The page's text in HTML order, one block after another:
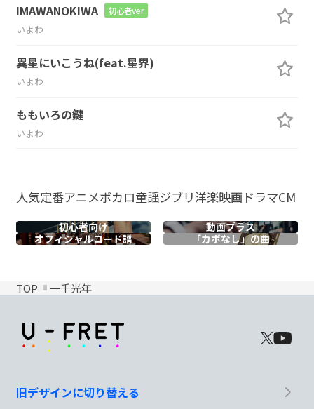
IMAWANOKIWA 初心者ver
いよわ
異星にいこうね(feat.星界)
いよわ
ももいろの鍵
いよわ
人気定番アニメボカロ童謡ジブリ洋楽映画ドラマCM
初心者向け
動画プラス
オフィシャルコード譜 「カポなし」の曲
TOP 一千光年
旧デザインに切り替える